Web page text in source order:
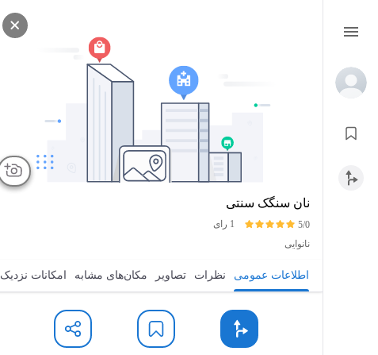
نان سنگک سنتی
5/0
1 رای
نانوایی
اطلاعات عمومی نظرات تصاویر مکان‌های مشابه امکانات نزدیک